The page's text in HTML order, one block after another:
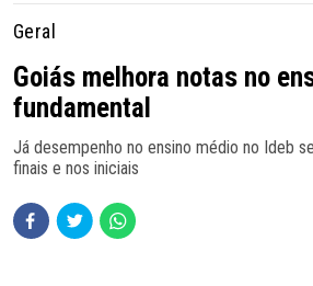
Geral
Goiás melhora notas no
fundamental
Já desempenho no ensino médio no Ideb
finais e nos iniciais